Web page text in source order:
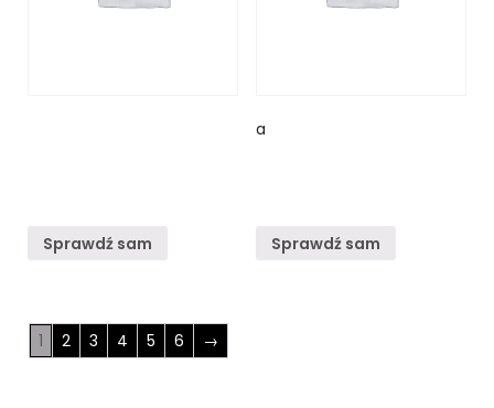
Sprawdź sam
a
Sprawdź sam
1 2 3 4 5 6 →